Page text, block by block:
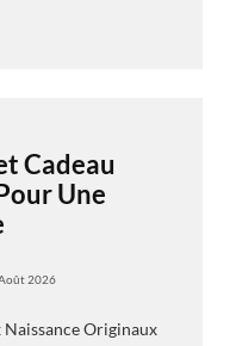
Cadeau
Une
2026
Originaux